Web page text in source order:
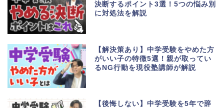
決断するポイント3選！5つの悩み別
に対処法を解説
【解決策あり】中学受験をやめた方
がいい子の特徴5選！親が取ってい
るNG行動を現役塾講師が解説
【後悔しない】中学受験を5年で辞